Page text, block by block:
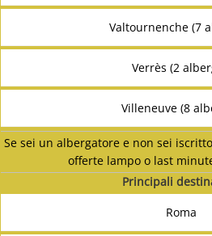
Valtournenche (7
Verrès (2
Villeneuve (8
Se sei un albergatore e non sei iscritto
offerte lampo o last
Principali
Roma